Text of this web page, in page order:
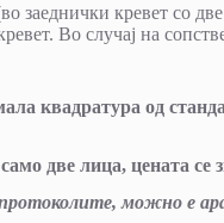
заеднички кревет со
Во случај на
квадратура од
две лица, цената се
протоколите, можно е